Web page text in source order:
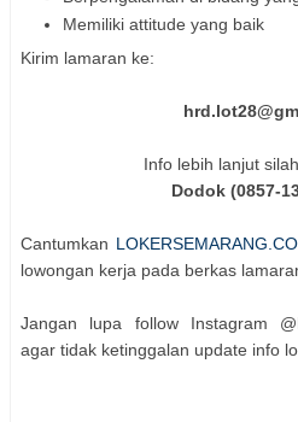
Memiliki attitude yang baik
Kirim lamaran ke:
Info lebih lanjut
Dodok (0857-
Cantumkan
lowongan kerja pada berkas
Jangan lupa follow Instagram
agar tidak ketinggalan update info